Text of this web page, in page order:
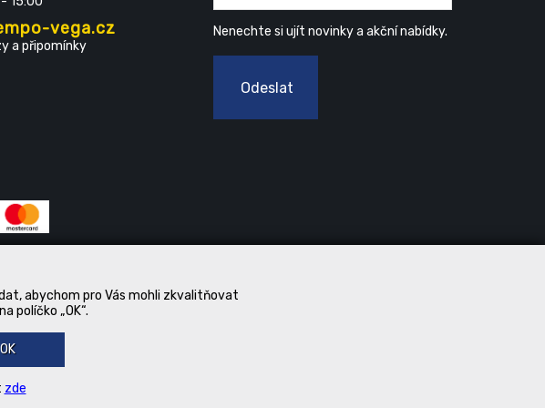
abychom pro Vás mohli zkvalitňovat
políčko „OK“.
OK
zde
vega.cz
a připomínky
Nenechte si ujít novinky a akční nabídky.
Odeslat